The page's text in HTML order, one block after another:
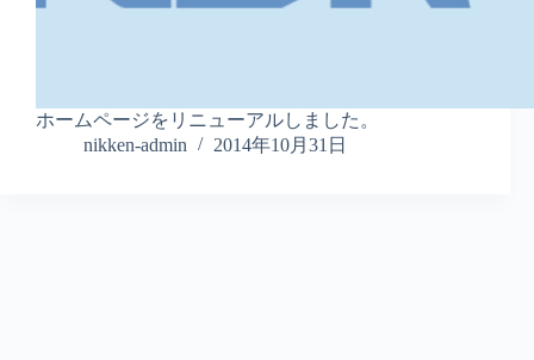
ホームページをリニューアルしました。
nikken-admin
2014年10月31日